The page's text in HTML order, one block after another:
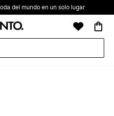
del mundo en un solo lugar